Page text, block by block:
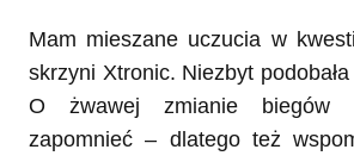
Mam mieszane uczucia w
skrzyni Xtronic. Niezbyt
O żwawej zmianie biegów
zapomnieć – dlatego też